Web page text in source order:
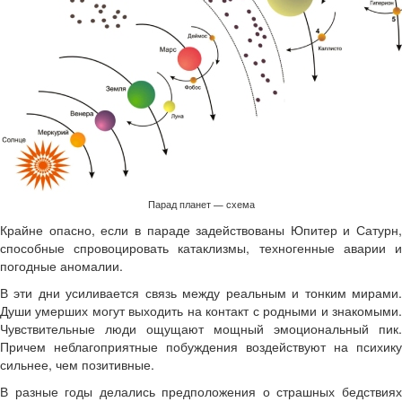
Парад планет — схема
Крайне опасно, если в параде задействованы Юпитер и Сатурн,
способные спровоцировать катаклизмы, техногенные аварии и
погодные аномалии.
В эти дни усиливается связь между реальным и тонким мирами.
Души умерших могут выходить на контакт с родными и знакомыми.
Чувствительные люди ощущают мощный эмоциональный пик.
Причем неблагоприятные побуждения воздействуют на психику
сильнее, чем позитивные.
В разные годы делались предположения о страшных бедствиях